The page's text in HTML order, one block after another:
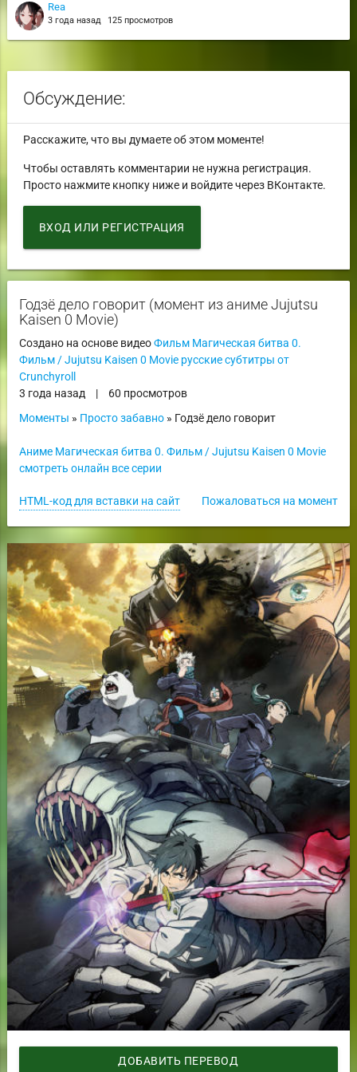
Rea
3 года назад 125 просмотров
Обсуждение:
Расскажите, что вы думаете об этом моменте!
Чтобы оставлять комментарии не нужна регистрация.
Просто нажмите кнопку ниже и войдите через ВКонтакте.
ВХОД ИЛИ РЕГИСТРАЦИЯ
Годзё дело говорит (момент из аниме Jujutsu
Kaisen 0 Movie)
Создано на основе видеоФильм Магическая битва 0.
Фильм / Jujutsu Kaisen 0 Movie русские субтитры от
Crunchyroll
3 года назад
|
60 просмотров
Моменты » Просто забавно» Годзё дело говорит
Аниме Магическая битва 0. Фильм / Jujutsu Kaisen 0 Movie
смотреть онлайн все серии
Пожаловаться на момент
HTML-код для вставки на сайт
ДОБАВИТЬ ПЕРЕВОД